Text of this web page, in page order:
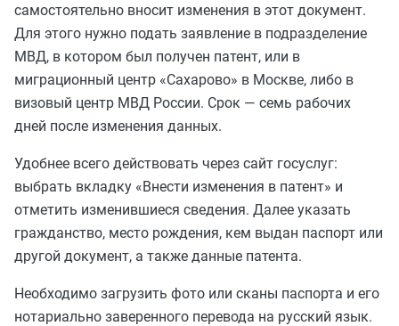
самостоятельно вносит изменения в этот документ.
Для этого нужно подать заявление в подразделение
МВД, в котором был получен патент, или в
миграционный центр «Сахарово» в Москве, либо в
визовый центр МВД России. Срок — семь рабочих
дней после изменения данных.
Удобнее всего действовать через сайт госуслуг:
выбрать вкладку «Внести изменения в патент» и
отметить изменившиеся сведения. Далее указать
гражданство, место рождения, кем выдан паспорт или
другой документ, а также данные патента.
Необходимо загрузить фото или сканы паспорта и его
нотариально заверенного перевода на русский язык.